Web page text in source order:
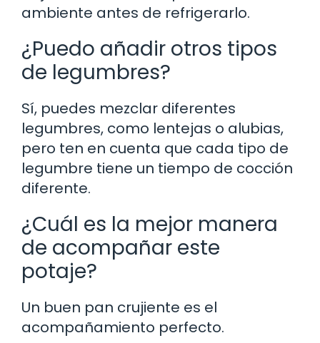
ambiente antes de refrigerarlo.
¿Puedo añadir otros tipos
de legumbres?
Sí, puedes mezclar diferentes
legumbres, como lentejas o alubias,
pero ten en cuenta que cada tipo de
legumbre tiene un tiempo de cocción
diferente.
¿Cuál es la mejor manera
de acompañar este
potaje?
Un buen pan crujiente es el
acompañamiento perfecto.